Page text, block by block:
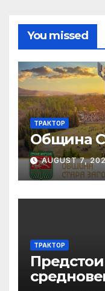
You missed
ТРАКТОР
Община
AUGUST 7,
ТРАКТОР